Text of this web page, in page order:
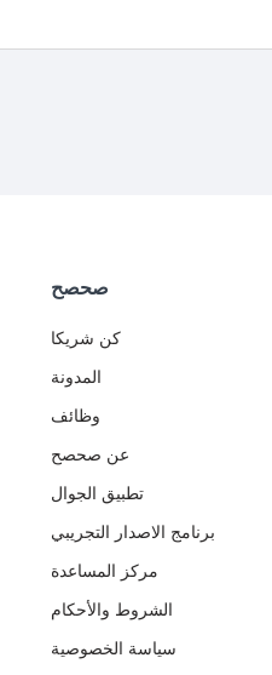
صحصح
كن شريكا
المدونة
وظائف
عن صحصح
تطبيق الجوال
برنامج الاصدار التجريبي
مركز المساعدة
الشروط والأحكام
سياسة الخصوصية